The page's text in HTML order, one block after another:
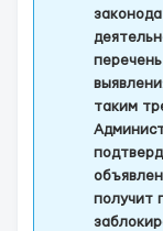
таким
получит